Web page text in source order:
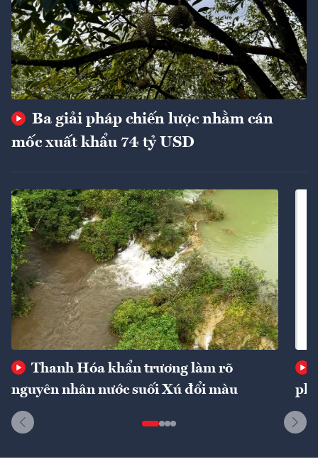
Ba giải pháp chiến lược nhằm cán
mốc xuất khẩu 74 tỷ USD
Thanh Hóa khẩn trương làm rõ
nguyên nhân nước suối Xú đổi màu
phí